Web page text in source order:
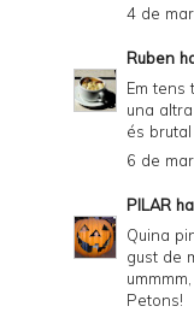
4 de
Ruben
Em tens
una
és brutal
6 de
PILAR
Quina
gust de
Petons!